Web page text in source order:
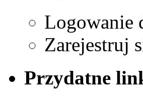
Logowanie
Zarejestruj
Przydatne